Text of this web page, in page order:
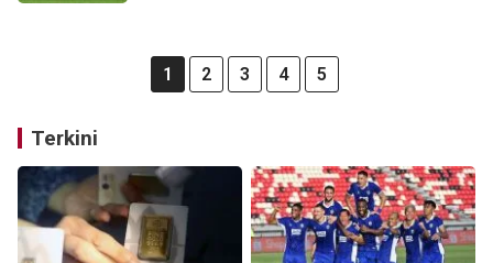
1 2 3 4 5
Terkini